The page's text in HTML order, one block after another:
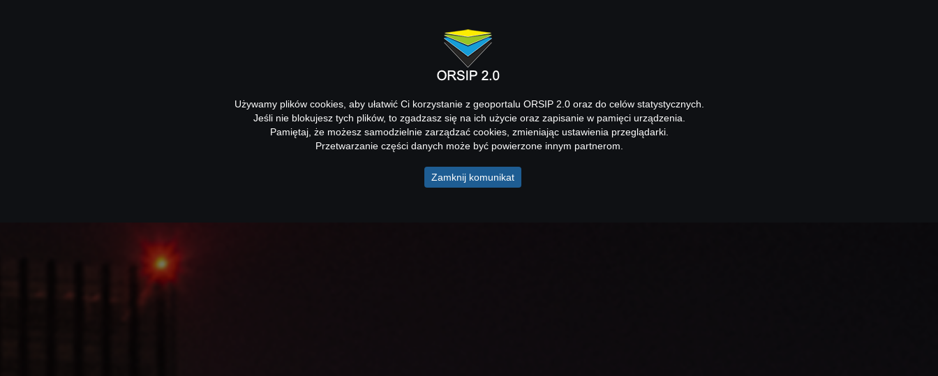
Używamy plików cookies, aby ułatwić Ci korzystanie z geoportalu ORSIP 2.0 oraz do celów statystycznych.
Jeśli nie blokujesz tych plików, to zgadzasz się na ich użycie oraz zapisanie w pamięci urządzenia.
Pamiętaj, że możesz samodzielnie zarządzać cookies, zmieniając ustawienia przeglądarki.
Przetwarzanie części danych może być powierzone innym partnerom.
Zamknij komunikat